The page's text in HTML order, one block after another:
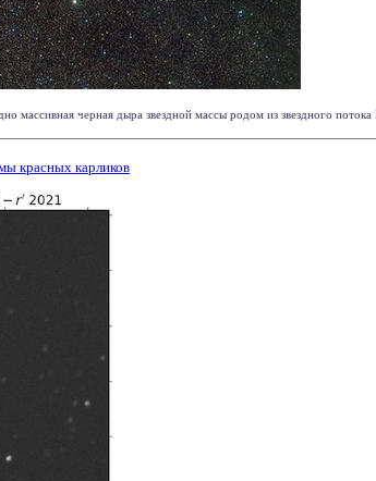
черная дыра звездной массы родом из звездного потока
красных карликов